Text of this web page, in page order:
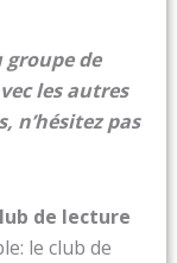
groupe de
les autres
n’hésitez pas
de lecture
le club de